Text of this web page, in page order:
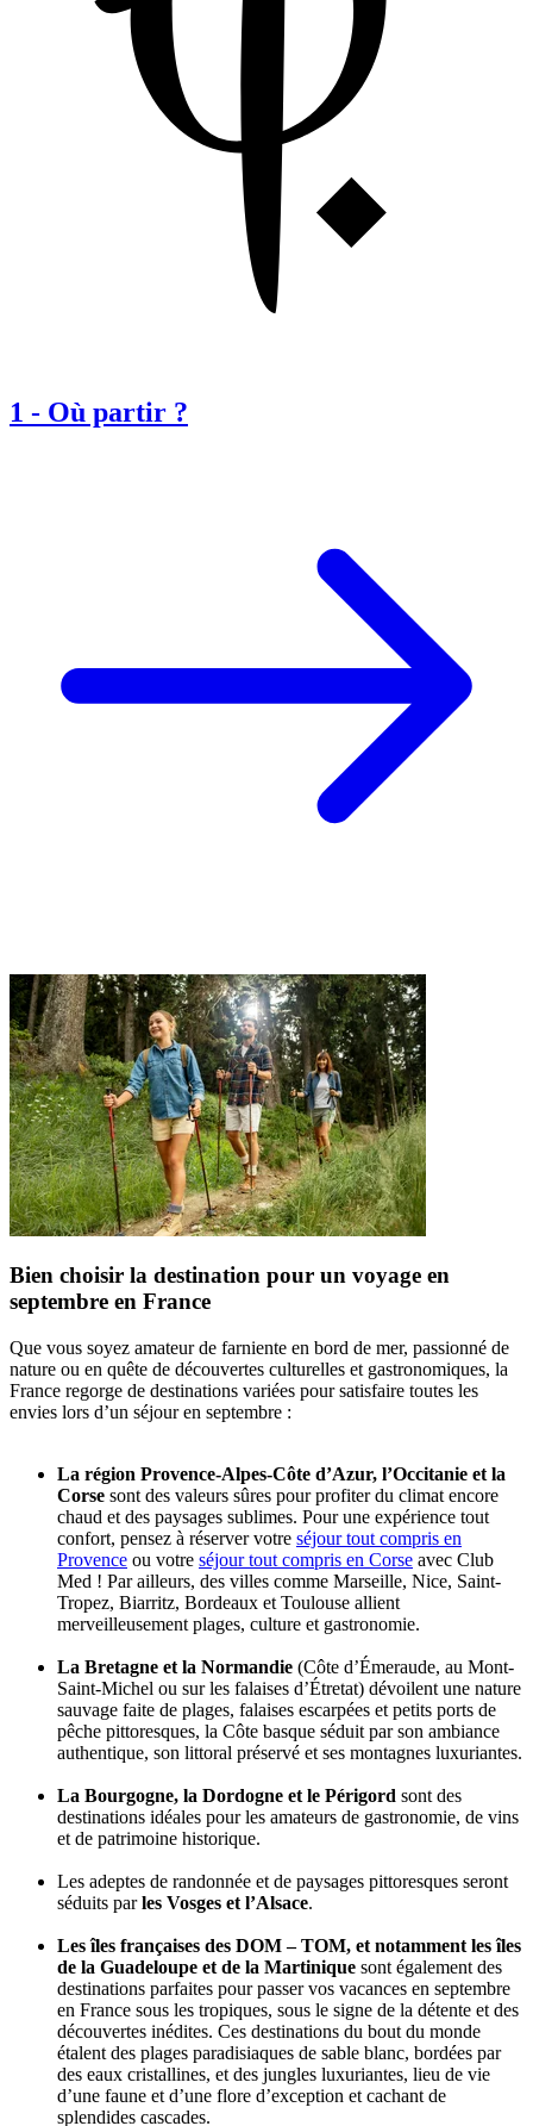
1 - Où partir ?
Bien choisir la destination pour un voyage en
septembre en France
Que vous soyez amateur de farniente en bord de mer, passionné de
nature ou en quête de découvertes culturelles et gastronomiques, la
France regorge de destinations variées pour satisfaire toutes les
envies lors d’un séjour en septembre :
La région Provence-Alpes-Côte d’Azur, l’Occitanie et la
Corse sont des valeurs sûres pour profiter du climat encore
chaud et des paysages sublimes. Pour une expérience tout
confort, pensez à réserver votre séjour tout compris en
Provence ou votre séjour tout compris en Corse avec Club
Med ! Par ailleurs, des villes comme Marseille, Nice, Saint-
Tropez, Biarritz, Bordeaux et Toulouse allient
merveilleusement plages, culture et gastronomie.
La Bretagne et la Normandie (Côte d’Émeraude, au Mont-
Saint-Michel ou sur les falaises d’Étretat) dévoilent une nature
sauvage faite de plages, falaises escarpées et petits ports de
pêche pittoresques, la Côte basque séduit par son ambiance
authentique, son littoral préservé et ses montagnes luxuriantes.
La Bourgogne, la Dordogne et le Périgord sont des
destinations idéales pour les amateurs de gastronomie, de vins
et de patrimoine historique.
Les adeptes de randonnée et de paysages pittoresques seront
séduits parles Vosges et l’Alsace.
Les îles françaises des DOM – TOM, et notamment les îles
de la Guadeloupe et de la Martinique sont également des
destinations parfaites pour passer vos vacances en septembre
en France sous les tropiques, sous le signe de la détente et des
découvertes inédites. Ces destinations du bout du monde
étalent des plages paradisiaques de sable blanc, bordées par
des eaux cristallines, et des jungles luxuriantes, lieu de vie
d’une faune et d’une flore d’exception et cachant de
splendides cascades.